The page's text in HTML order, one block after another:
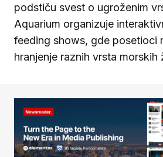
podstiču svest o ugroženim
Aquarium organizuje
feeding shows, gde posetioci
hranjenje raznih vrsta morskih